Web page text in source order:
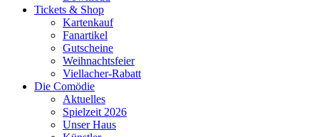
Tickets & Shop
Kartenkauf
Fanartikel
Gutscheine
Weihnachtsfeier
Viellacher-Rabatt
Die Comödie
Aktuelles
Spielzeit 2026
Unser Haus